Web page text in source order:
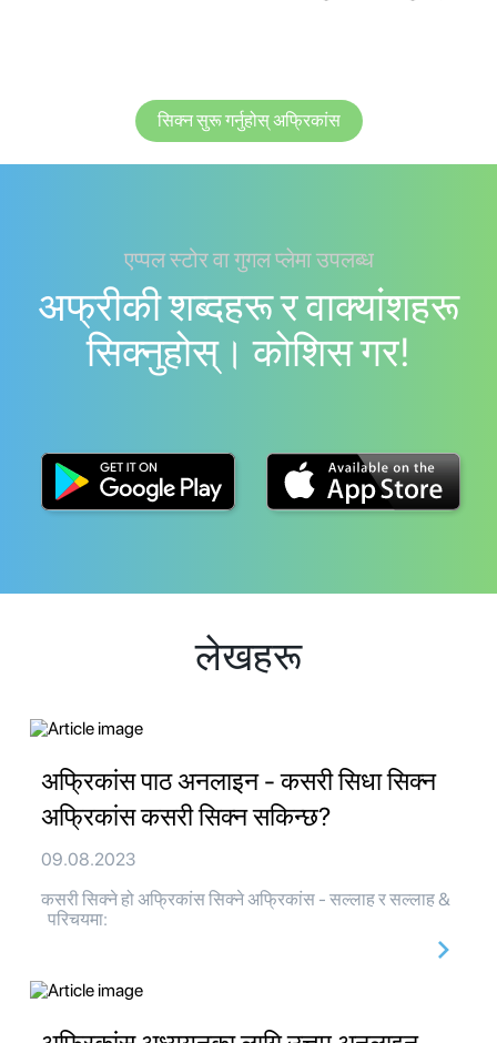
सिक्न सुरू गर्नुहोस् अफ्रिकांस
एप्पल स्टोर वा गुगल प्लेमा उपलब्ध
अफ्रीकी शब्दहरू र वाक्यांशहरू
सिक्नुहोस्। काेशिस गर!
लेखहरू
अफ्रिकांस पाठ अनलाइन - कसरी सिधा सिक्न
अफ्रिकांस कसरी सिक्न सकिन्छ?
09.08.2023
कसरी सिक्ने हो अफ्रिकांस सिक्ने अफ्रिकांस - सल्लाह र सल्लाह &
परिचयमा: